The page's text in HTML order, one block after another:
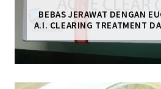
BEBAS JERAWAT DENGAN
A.I. CLEARING TREATMENT